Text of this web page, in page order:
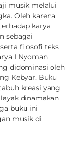
musik melalui
Oleh karena
karya
sebagai
filosofi teks
I Nyoman
didominasi oleh
Kebyar. Buku
kreasi yang
dinamakan
buku ini
musik di